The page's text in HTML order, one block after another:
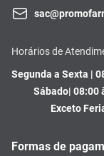
Horários de
Segunda a Sexta |
Sábado| 08:00
Exceto
Formas de